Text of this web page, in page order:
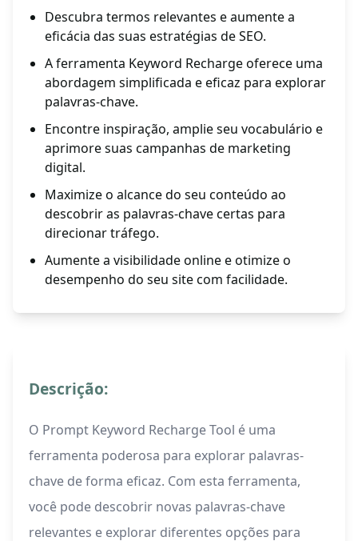
Descubra termos relevantes e aumente a
eficácia das suas estratégias de SEO.
A ferramenta Keyword Recharge oferece uma
abordagem simplificada e eficaz para explorar
palavras-chave.
Encontre inspiração, amplie seu vocabulário e
aprimore suas campanhas de marketing
digital.
Maximize o alcance do seu conteúdo ao
descobrir as palavras-chave certas para
direcionar tráfego.
Aumente a visibilidade online e otimize o
desempenho do seu site com facilidade.
Descrição:
O Prompt Keyword Recharge Tool é uma
ferramenta poderosa para explorar palavras-
chave de forma eficaz. Com esta ferramenta,
você pode descobrir novas palavras-chave
relevantes e explorar diferentes opções para